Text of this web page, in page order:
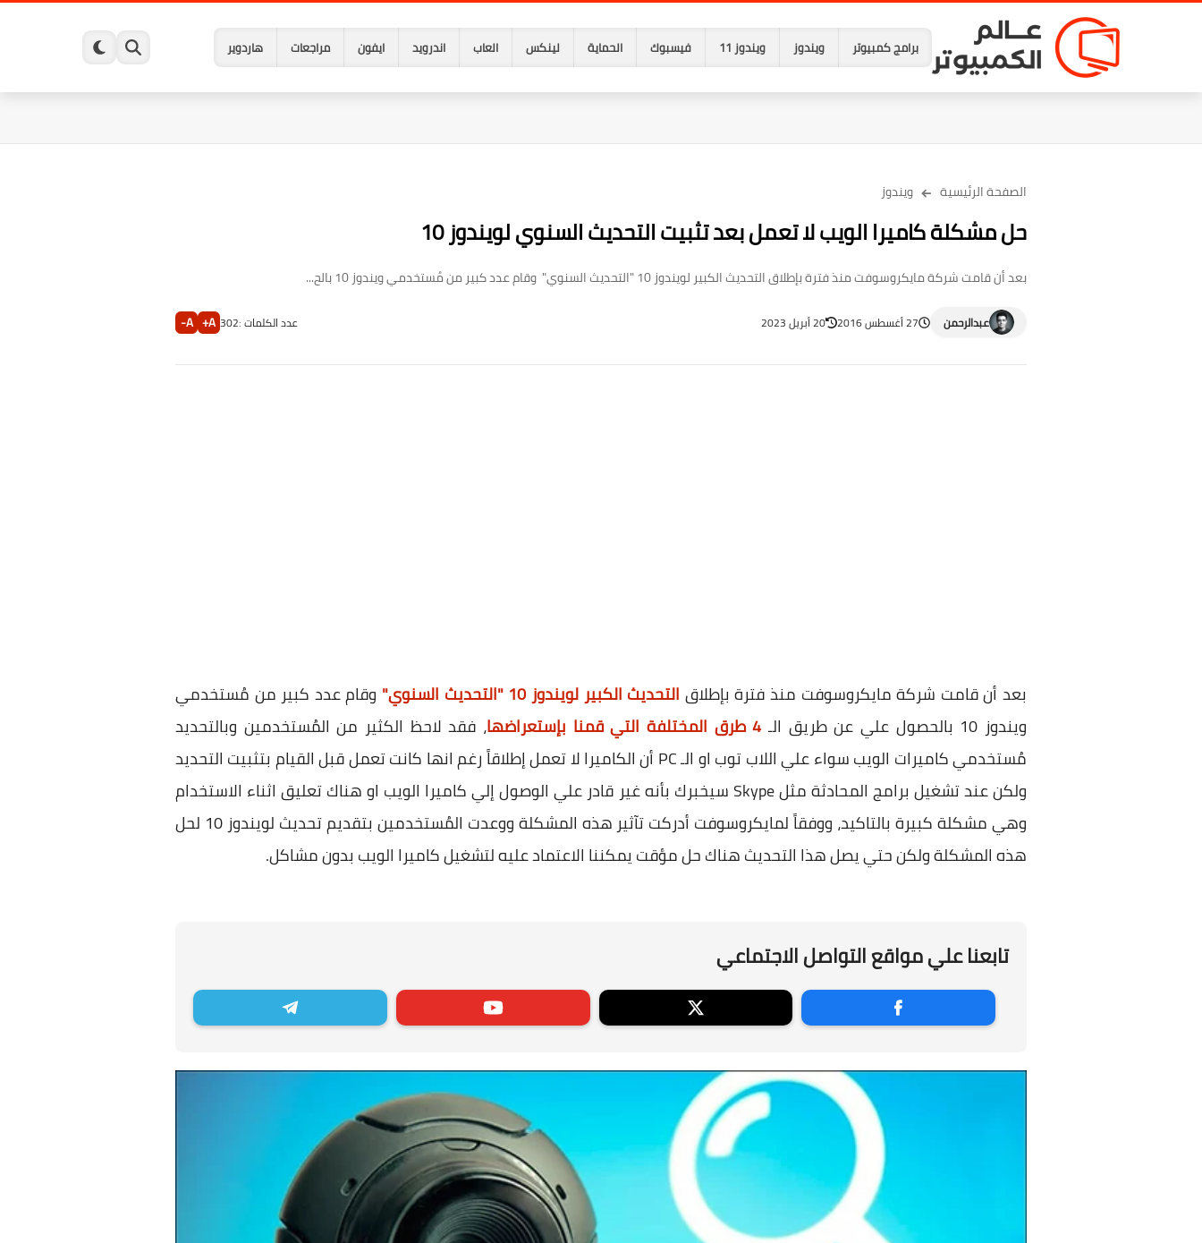
برامج كمبيوتر ويندوز ويندوز 11 فيسبوك الحماية لينكس العاب اندرويد ايفون مراجعات هاردوير
الصفحة الرئيسية ويندوز
حل مشكلة كاميرا الويب لا تعمل بعد تثبيت التحديث السنوي لويندوز 10
بعد أن قامت شركة مايكروسوفت منذ فترة بإطلاق التحديث الكبير لويندوز 10 "التحديث السنوي" وقام عدد كبير من مُستخدمي ويندوز 10 بالح...
عبدالرحمن 27 أغسطس 2016 20 أبريل 2023 عدد الكلمات :302
A+
A-
بعد أن قامت شركة مايكروسوفت منذ فترة بإطلاق التحديث الكبير لويندوز 10 "التحديث السنوي"
وقام عدد كبير من مُستخدمي
ويندوز 10 بالحصول علي عن طريق الـ
4 طرق المختلفة التي قمنا بإستعراضها
، فقد لاحظ الكثير من المُستخدمين وبالتحديد
مُستخدمي كاميرات الويب سواء علي اللاب توب او الـ PC أن الكاميرا لا تعمل إطلاقاً رغم انها كانت تعمل قبل القيام بتثبيت التحديد
ولكن عند تشغيل برامج المحادثة مثل Skype سيخبرك بأنه غير قادر علي الوصول إلي كاميرا الويب او هناك تعليق اثناء الاستخدام
وهي مشكلة كبيرة بالتاكيد، ووفقاً لمايكروسوفت أدركت تآثير هذه المشكلة ووعدت المُستخدمين بتقديم تحديث لويندوز 10 لحل
هذه المشكلة ولكن حتي يصل هذا التحديث هناك حل مؤقت يمكننا الاعتماد عليه لتشغيل كاميرا الويب بدون مشاكل.
تابعنا علي مواقع التواصل الاجتماعي